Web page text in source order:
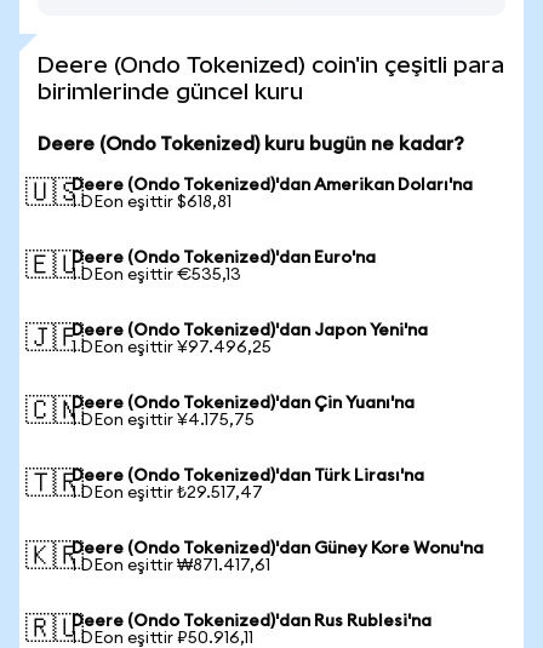
Deere (Ondo Tokenized) coin'in çeşitli para
birimlerinde güncel kuru
Deere (Ondo Tokenized) kuru bugün ne kadar?
🇺🇸Deere (Ondo Tokenized)'dan Amerikan Doları'na
1 DEon eşittir $618,81
🇪🇺Deere (Ondo Tokenized)'dan Euro'na
1 DEon eşittir €535,13
🇯🇵Deere (Ondo Tokenized)'dan Japon Yeni'na
1 DEon eşittir ¥97.496,25
🇨🇳Deere (Ondo Tokenized)'dan Çin Yuanı'na
1 DEon eşittir ¥4.175,75
🇹🇷Deere (Ondo Tokenized)'dan Türk Lirası'na
1 DEon eşittir ₺29.517,47
🇰🇷Deere (Ondo Tokenized)'dan Güney Kore Wonu'na
1 DEon eşittir ₩871.417,61
🇷🇺Deere (Ondo Tokenized)'dan Rus Rublesi'na
1 DEon eşittir ₽50.916,11